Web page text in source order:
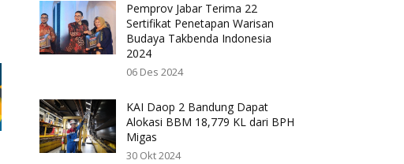
Pemprov Jabar Terima 22
Sertifikat Penetapan Warisan
Budaya Takbenda Indonesia
2024
06 Des 2024
KAI Daop 2 Bandung Dapat
Alokasi BBM 18,779 KL dari BPH
Migas
30 Okt 2024